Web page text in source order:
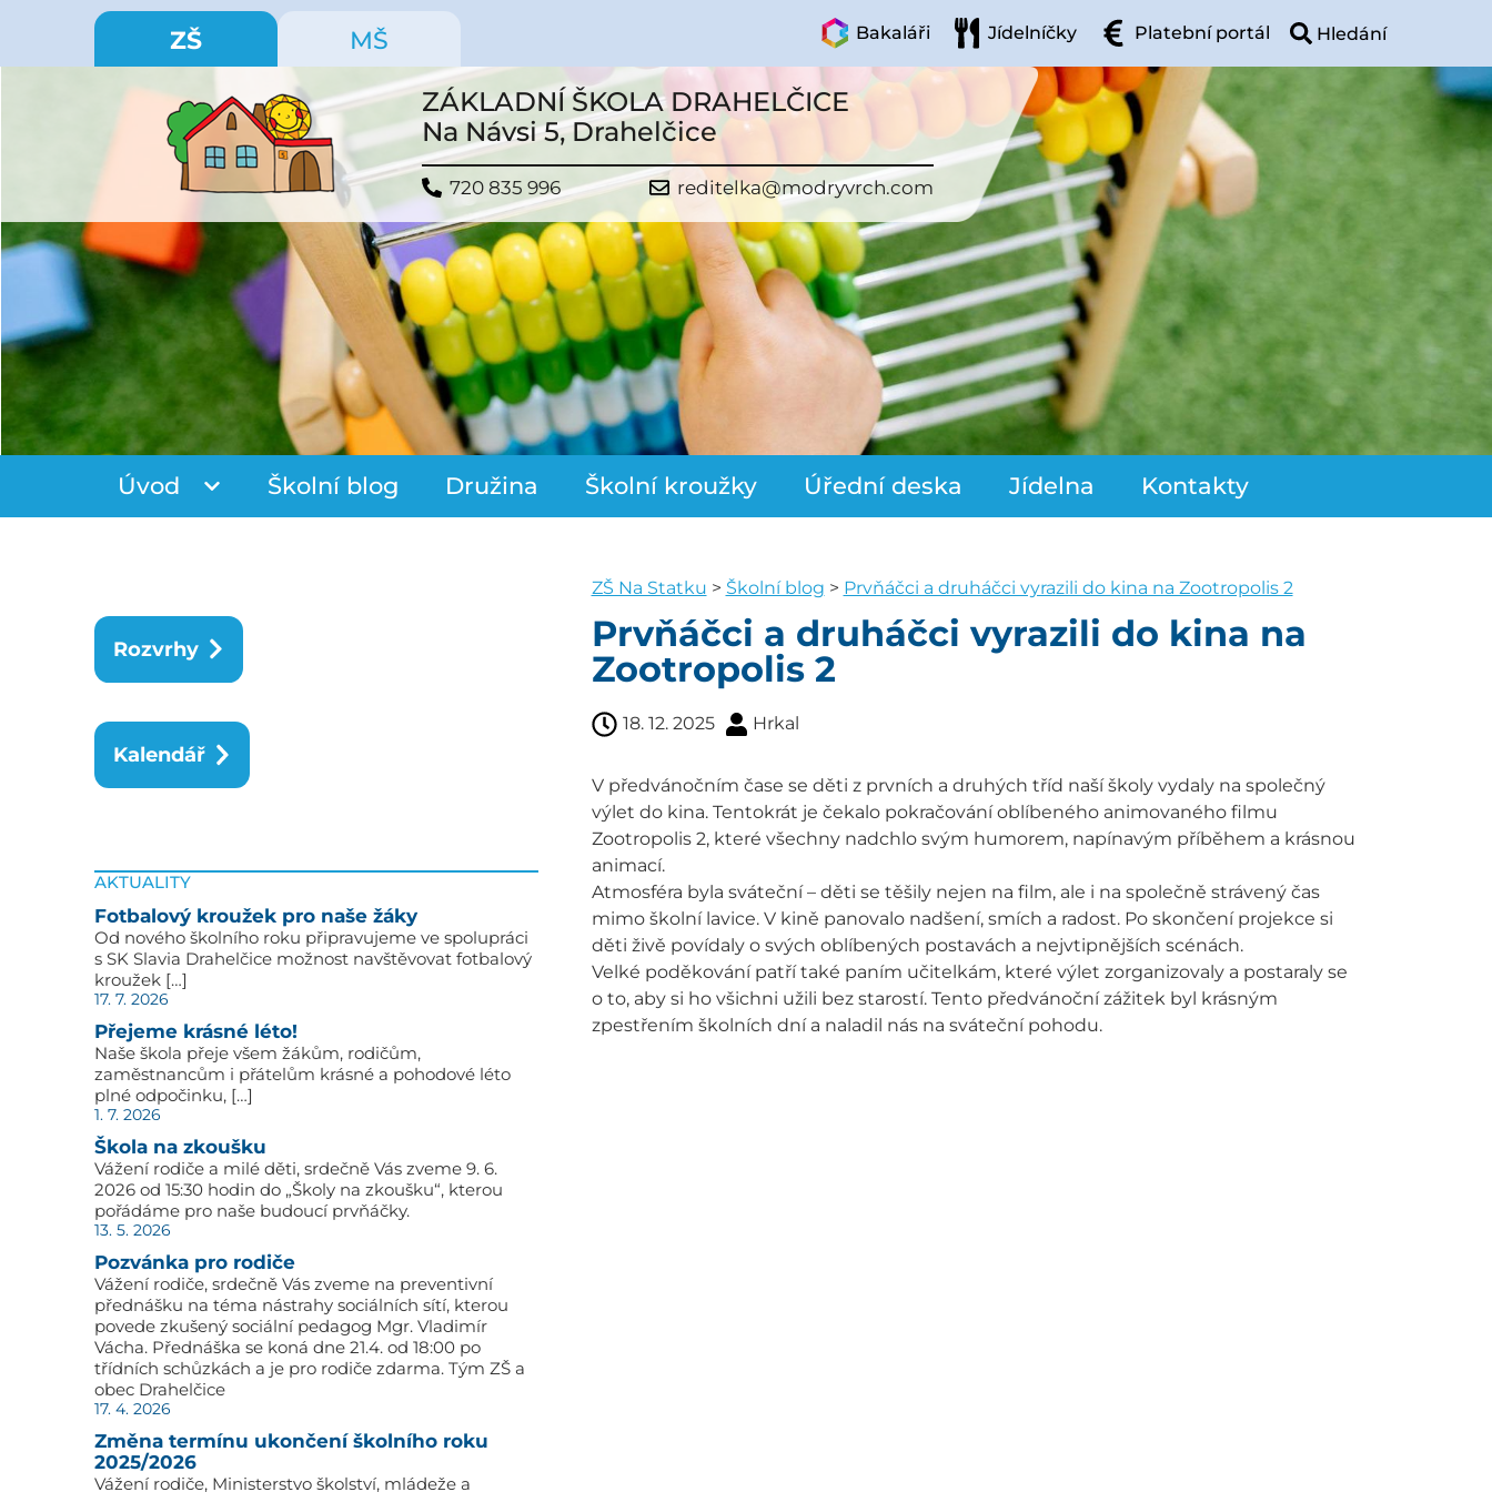
ZŠ MŠ Bakaláři Jídelníčky Platební portál
ZÁKLADNÍ ŠKOLA DRAHELČICE
Na Návsi 5, Drahelčice
720 835 996 reditelka@modryvrch.com
Úvod Školní blog Družina Školní kroužky Úřední deska Jídelna Kontakty
Rozvrhy
Kalendář
AKTUALITY
Fotbalový kroužek pro naše žáky
Od nového školního roku připravujeme ve spolupráci
s SK Slavia Drahelčice možnost navštěvovat fotbalový
kroužek […]
17. 7. 2026
Přejeme krásné léto!
Naše škola přeje všem žákům, rodičům,
zaměstnancům i přátelům krásné a pohodové léto
plné odpočinku, […]
1. 7. 2026
Škola na zkoušku
Vážení rodiče a milé děti, srdečně Vás zveme 9. 6.
2026 od 15:30 hodin do „Školy na zkoušku“, kterou
pořádáme pro naše budoucí prvňáčky.
13. 5. 2026
Pozvánka pro rodiče
Vážení rodiče, srdečně Vás zveme na preventivní
přednášku na téma nástrahy sociálních sítí, kterou
povede zkušený sociální pedagog Mgr. Vladimír
Vácha. Přednáška se koná dne 21.4. od 18:00 po
třídních schůzkách a je pro rodiče zdarma. Tým ZŠ a
obec Drahelčice
17. 4. 2026
Změna termínu ukončení školního roku
2025/2026
Vážení rodiče, Ministerstvo školství, mládeže a
ZŠ Na Statku > Školní blog > Prvňáčci a druháčci vyrazili do kina na Zootropolis 2
Prvňáčci a druháčci vyrazili do kina na
Zootropolis 2
18. 12. 2025 Hrkal
V předvánočním čase se děti z prvních a druhých tříd naší školy vydaly na společný
výlet do kina. Tentokrát je čekalo pokračování oblíbeného animovaného filmu
Zootropolis 2, které všechny nadchlo svým humorem, napínavým příběhem a krásnou
animací.
Atmosféra byla sváteční – děti se těšily nejen na film, ale i na společně strávený čas
mimo školní lavice. V kině panovalo nadšení, smích a radost. Po skončení projekce si
děti živě povídaly o svých oblíbených postavách a nejvtipnějších scénách.
Velké poděkování patří také paním učitelkám, které výlet zorganizovaly a postaraly se
o to, aby si ho všichni užili bez starostí. Tento předvánoční zážitek byl krásným
zpestřením školních dní a naladil nás na sváteční pohodu.